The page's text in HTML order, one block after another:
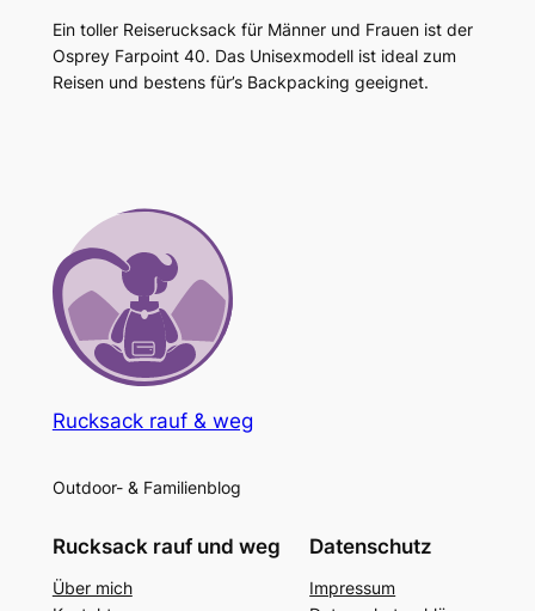
Ein toller Reiserucksack für Männer und Frauen ist der
Osprey Farpoint 40. Das Unisexmodell ist ideal zum
Reisen und bestens für’s Backpacking geeignet.
Rucksack rauf & weg
Outdoor- & Familienblog
Rucksack rauf und weg
Über mich
Datenschutz
Impressum